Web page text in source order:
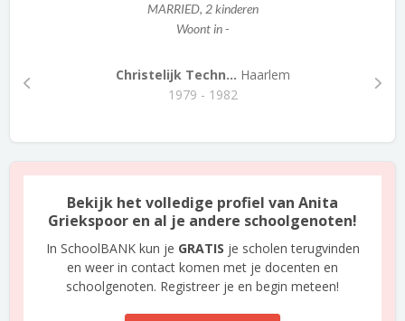
MARRIED, 2 kinderen
Woont in -
Christelijk Techn... Haarlem
1979 - 1982
Bekijk het volledige profiel van Anita
Griekspoor en al je andere schoolgenoten!
In SchoolBANK kun je GRATIS je scholen terugvinden
en weer in contact komen met je docenten en
schoolgenoten. Registreer je en begin meteen!